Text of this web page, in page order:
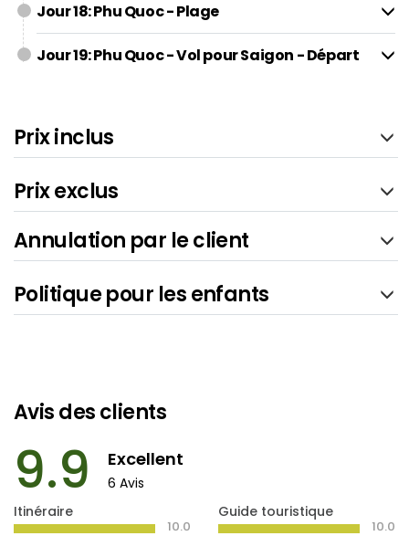
Jour 18: Phu Quoc - Plage
Jour 19: Phu Quoc - Vol pour Saigon - Départ
Prix inclus
Prix exclus
Annulation par le client
Politique pour les enfants
Avis des clients
9.9 Excellent
6 Avis
Itinéraire
10.0
Guide touristique
10.0